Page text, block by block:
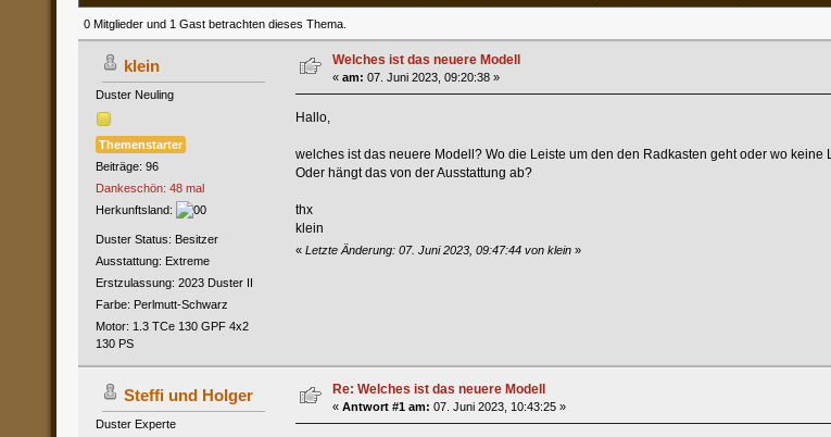
0 Mitglieder und 1 Gast betrachten dieses Thema.
klein
Duster Neuling
Themenstarter
Beiträge: 96
Dankeschön: 48 mal
Herkunftsland:
Duster Status: Besitzer
Ausstattung: Extreme
Erstzulassung: 2023 Duster II
Farbe: Perlmutt-Schwarz
Motor: 1.3 TCe 130 GPF 4x2
130 PS
Welches ist das neuere Modell
« am: 07. Juni 2023, 09:20:38 »
Hallo,
welches ist das neuere Modell? Wo die Leiste um den den Radkasten geht oder wo keine
Oder hängt das von der Ausstattung ab?
thx
klein
« Letzte Änderung: 07. Juni 2023, 09:47:44 von klein»
Steffi und Holger
Duster Experte
Re: Welches ist das neuere Modell
« Antwort #1 am: 07. Juni 2023, 10:43:25 »